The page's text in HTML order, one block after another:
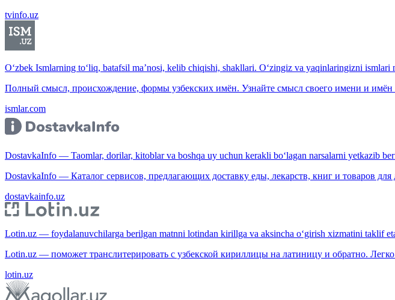
tvinfo.uz
O‘zbek Ismlarning to‘liq, batafsil ma’nosi, kelib chiqishi, shakllari. O‘zingiz va yaqinlaringizni ismlari
Полный смысл, происхождение, формы узбекских имён. Узнайте смысл своего имени и имён
ismlar.com
DostavkaInfo — Taomlar, dorilar, kitoblar va boshqa uy uchun kerakli bo‘lagan narsalarni yetkazib
DostavkaInfo — Каталог сервисов, предлагающих доставку еды, лекарств, книг и товаров для
dostavkainfo.uz
Lotin.uz — foydalanuvchilarga berilgan matnni lotindan kirillga va aksincha o‘girish xizmatini taklif
Lotin.uz — поможет транслитерировать с узбекской кириллицы на латиницу и обратно.
lotin.uz